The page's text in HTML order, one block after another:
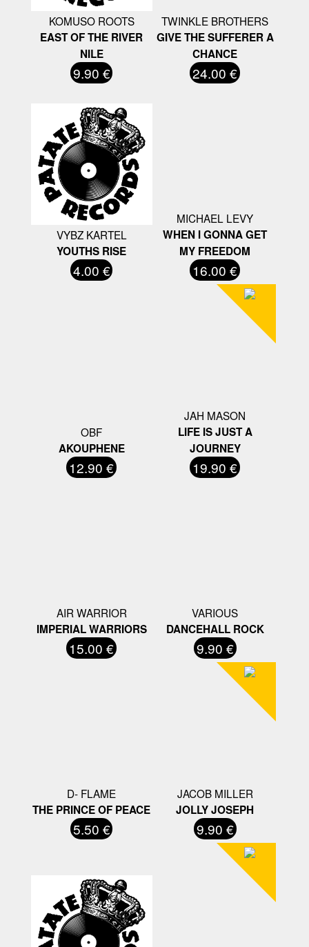
KOMUSO ROOTS
EAST OF THE RIVER
NILE
9.90 €
TWINKLE BROTHERS
GIVE THE SUFFERER A
CHANCE
24.00 €
VYBZ KARTEL
YOUTHS RISE
4.00 €
MICHAEL LEVY
WHEN I GONNA GET
MY FREEDOM
16.00 €
OBF
AKOUPHENE
12.90 €
JAH MASON
LIFE IS JUST A
JOURNEY
19.90 €
AIR WARRIOR
IMPERIAL WARRIORS
15.00 €
VARIOUS
DANCEHALL ROCK
9.90 €
D- FLAME
THE PRINCE OF PEACE
5.50 €
JACOB MILLER
JOLLY JOSEPH
9.90 €